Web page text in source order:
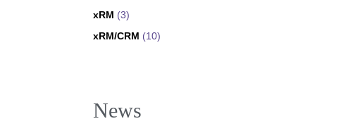
xRM (3)
xRM/CRM (10)
News